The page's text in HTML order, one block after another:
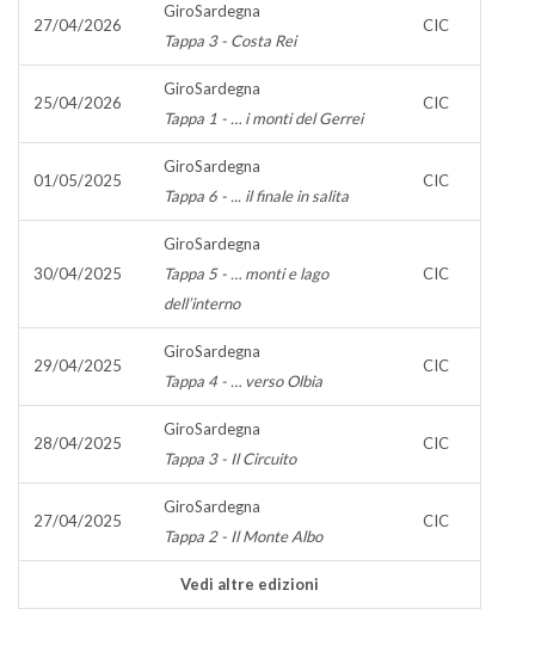
27/04/2026
GiroSardegna
Tappa 3 - Costa Rei
CIC
25/04/2026
GiroSardegna
Tappa 1 - … i monti del Gerrei
CIC
01/05/2025
GiroSardegna
Tappa 6 - ... il finale in salita
CIC
30/04/2025
GiroSardegna
Tappa 5 - … monti e lago
dell’interno
CIC
29/04/2025
GiroSardegna
Tappa 4 - … verso Olbia
CIC
28/04/2025
GiroSardegna
Tappa 3 - Il Circuito
CIC
27/04/2025
GiroSardegna
Tappa 2 - Il Monte Albo
CIC
Vedi altre edizioni